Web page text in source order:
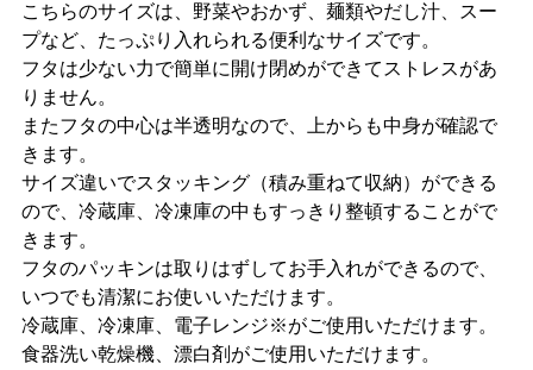
こちらのサイズは、野菜やおかず、麺類やだし汁、スー
プなど、たっぷり入れられる便利なサイズです。
フタは少ない力で簡単に開け閉めができてストレスがあ
りません。
またフタの中心は半透明なので、上からも中身が確認で
きます。
サイズ違いでスタッキング（積み重ねて収納）ができる
ので、冷蔵庫、冷凍庫の中もすっきり整頓することがで
きます。
フタのパッキンは取りはずしてお手入れができるので、
いつでも清潔にお使いいただけます。
冷蔵庫、冷凍庫、電子レンジ※がご使用いただけます。
食器洗い乾燥機、漂白剤がご使用いただけます。